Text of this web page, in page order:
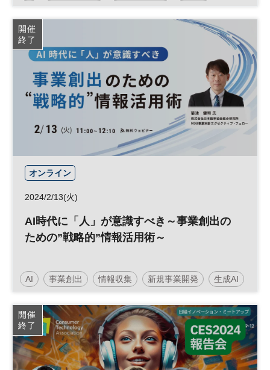
日経イノベーション・ミートアップ 音楽
イノベーション デジタルトランスフォーメーション
アート テクノロジー 映画
DX 参加無料 平日夜開催
開催
終了
オンライン
2024/2/13(火)
AI時代に「人」が意識すべき～事業創出の
ための”戦略的”情報活用術～
AI 事業創出 情報収集 新規事業開発 生成AI
日経MM情報活用セミナー イノベーション
人工知能 新規事業
開催
終了